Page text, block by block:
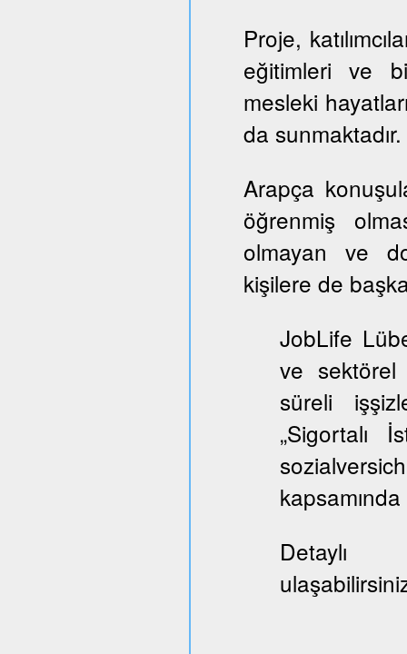
Proje,
eğitimleri ve
mesleki
da sunmaktadır.
Arapça
öğrenmiş
olmayan ve
kişilere de
JobLife
ve
süreli
„Sigortalı